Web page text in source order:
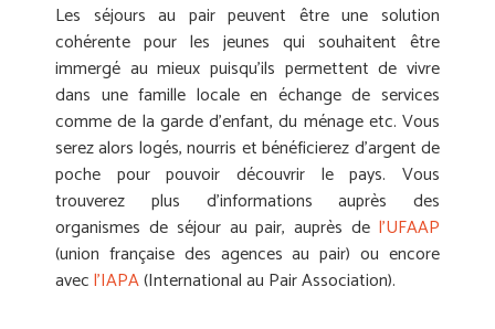
Les séjours au pair peuvent être une solution
cohérente pour les jeunes qui souhaitent être
immergé au mieux puisqu’ils permettent de vivre
dans une famille locale en échange de services
comme de la garde d’enfant, du ménage etc. Vous
serez alors logés, nourris et bénéficierez d’argent de
poche pour pouvoir découvrir le pays. Vous
trouverez plus d’informations auprès des
organismes de séjour au pair, auprès de l’UFAAP
(union française des agences au pair) ou encore
avecl’IAPA(International au Pair Association).